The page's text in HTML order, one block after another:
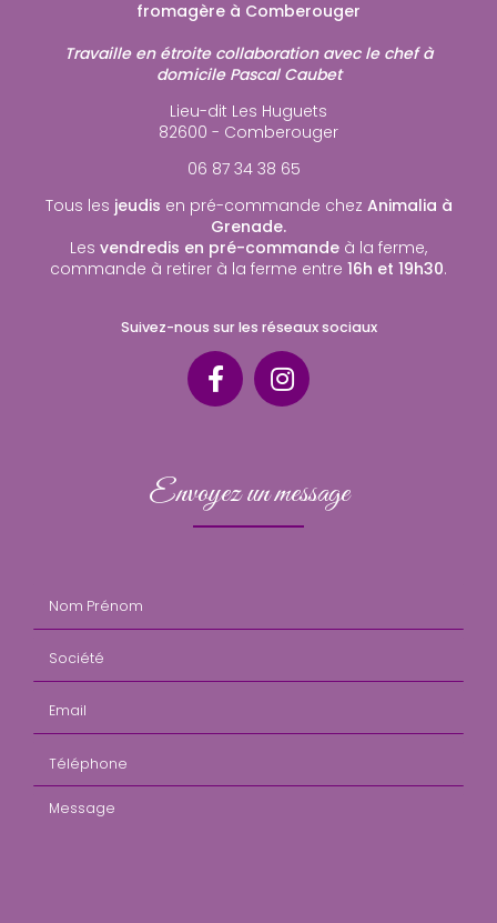
fromagère à Comberouger
Travaille en étroite collaboration avec le chef à
domicile Pascal Caubet
Lieu-dit Les Huguets
82600 - Comberouger
06 87 34 38 65
Tous les jeudis en pré-commande chez Animalia à
Grenade.
Les vendredis en pré-commande à la ferme,
commande à retirer à la ferme entre 16h et 19h30.
Suivez-nous sur les réseaux sociaux
Envoyez un message
Message